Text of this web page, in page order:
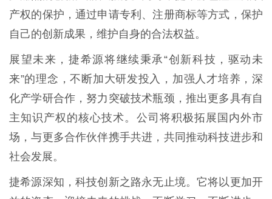
产权的保护，通过申请专利、注册商标等方式，保护
自己的创新成果，维护自身的合法权益。
展望未来，捷希源将继续秉承“创新科技，驱动未
来”的理念，不断加大研发投入，加强人才培养，深
化产学研合作，努力突破技术瓶颈，推出更多具有自
主知识产权的核心技术。公司将积极拓展国内外市
场，与更多合作伙伴携手共进，共同推动科技进步和
社会发展。
捷希源深知，科技创新之路永无止境。它将以更加开